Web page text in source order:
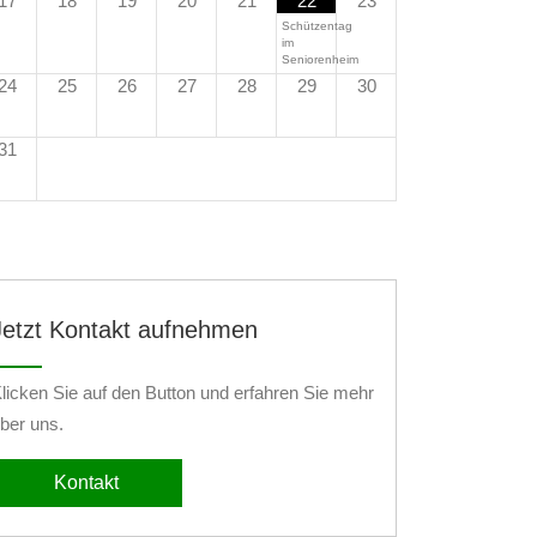
Schützentag
im
Seniorenheim
25 26 27 28 29 30
Kontakt aufnehmen
Sie auf den Button und erfahren Sie mehr
uns.
Kontakt